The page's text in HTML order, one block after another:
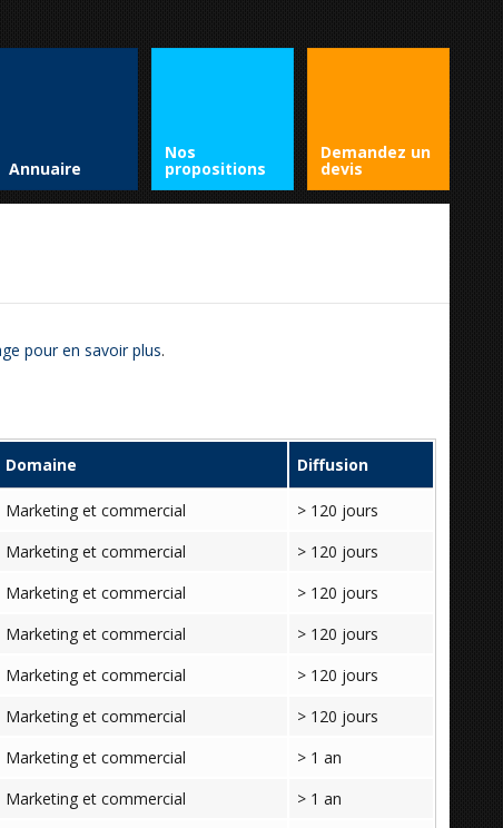
Annuaire
Nos
propositions
Demandez un
devis
pour en savoir plus.
Domaine Diffusion
Marketing et commercial
> 120 jours
Marketing et commercial
> 120 jours
Marketing et commercial
> 120 jours
Marketing et commercial
> 120 jours
Marketing et commercial
> 120 jours
Marketing et commercial
> 120 jours
Marketing et commercial
> 1 an
Marketing et commercial
> 1 an